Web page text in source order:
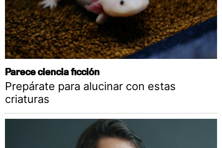
Parece ciencia ficción
Prepárate para alucinar con estas
criaturas